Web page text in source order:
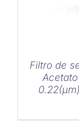
Filtro de